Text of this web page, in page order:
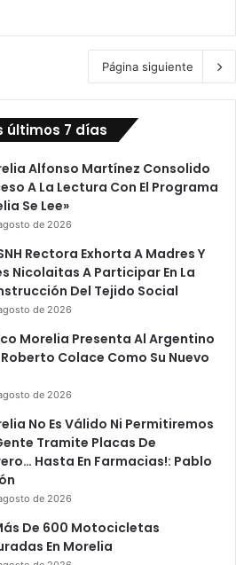
Página siguiente
últimos 7 días
Alfonso Martínez Consolido
A La Lectura Con El Programa
Se Lee»
de 2026
Rectora Exhorta A Madres Y
Nicolaitas A Participar En La
Del Tejido Social
de 2026
Morelia Presenta Al Argentino
Colace Como Su Nuevo
de 2026
No Es Válido Ni Permitiremos
Tramite Placas De
Hasta En Farmacias!: Pablo
de 2026
De 600 Motocicletas
En Morelia